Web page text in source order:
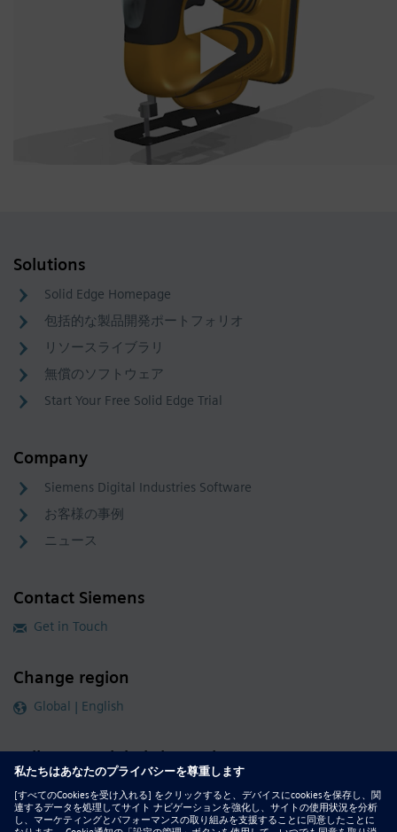
Solutions
Solid Edge Homepage
包括的な製品開発ポートフォリオ
リソースライブラリ
無償のソフトウェア
Start Your Free Solid Edge Trial
Company
Siemens Digital Industries Software
お客様の事例
ニュース
Contact Siemens
Get in Touch
Change region
Global | English
Follow our global channels